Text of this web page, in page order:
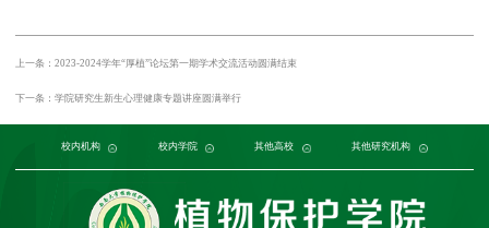
上一条：2023-2024学年“厚植”论坛第一期学术交流活动圆满结束
下一条：学院研究生新生心理健康专题讲座圆满举行
校内机构
党委组织部 党委宣传部 发展规划与学科建设部 人力资源部 本科生院 研究生院 科学技术发展研究院
校内学院
农学与生物科技学院 园艺园林学院 生命科学学院 生物技术学院 资源环境学院
其他高校
中国农业大学 浙江大学 西北农林科技大学 南京农业大学 华中农业大学 华南农业大学 山西农业大学
其他研究机构
中国农业科学院植物保护研究所 中国科学院植物研究所 中国科学院 中国农业科学院 重庆市农业科学院